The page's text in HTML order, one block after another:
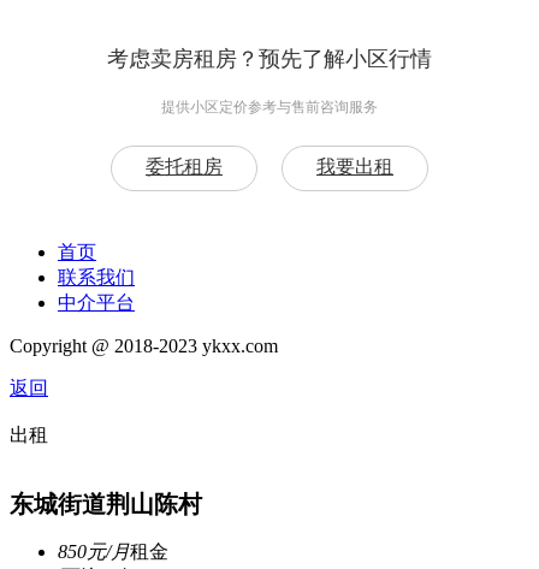
考虑卖房租房？预先了解小区行情
提供小区定价参考与售前咨询服务
委托租房 我要出租
首页
联系我们
中介平台
Copyright @ 2018-2023 ykxx.com
返回
出租
东城街道荆山陈村
850元/月租金